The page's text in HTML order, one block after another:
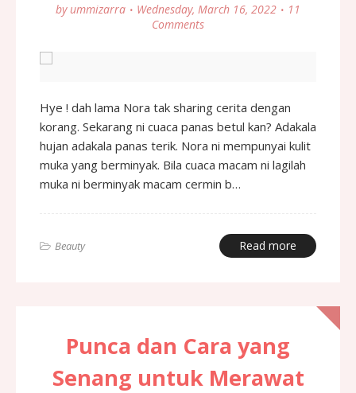
by ummizarra Wednesday, March 16, 2022
11
Comments
Hye ! dah lama Nora tak sharing cerita dengan
korang. Sekarang ni cuaca panas betul kan? Adakala
hujan adakala panas terik. Nora ni mempunyai kulit
muka yang berminyak. Bila cuaca macam ni lagilah
muka ni berminyak macam cermin b…
Beauty Read more
Punca dan Cara yang
Senang untuk Merawat